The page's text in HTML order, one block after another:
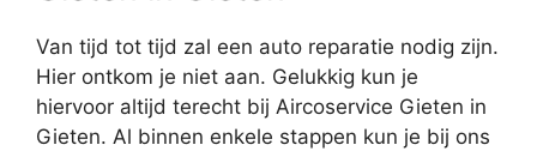
Van tijd tot tijd zal een auto reparatie nodig zijn.
Hier ontkom je niet aan. Gelukkig kun je
hiervoor altijd terecht bij Aircoservice Gieten in
Gieten. Al binnen enkele stappen kun je bij ons